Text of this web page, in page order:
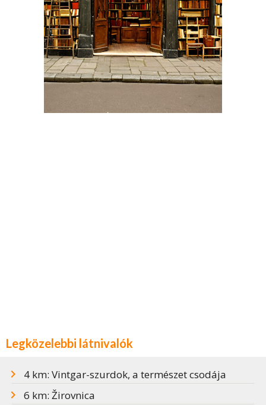
Legközelebbi látnivalók
4 km: Vintgar-szurdok, a természet csodája
6 km: Žirovnica